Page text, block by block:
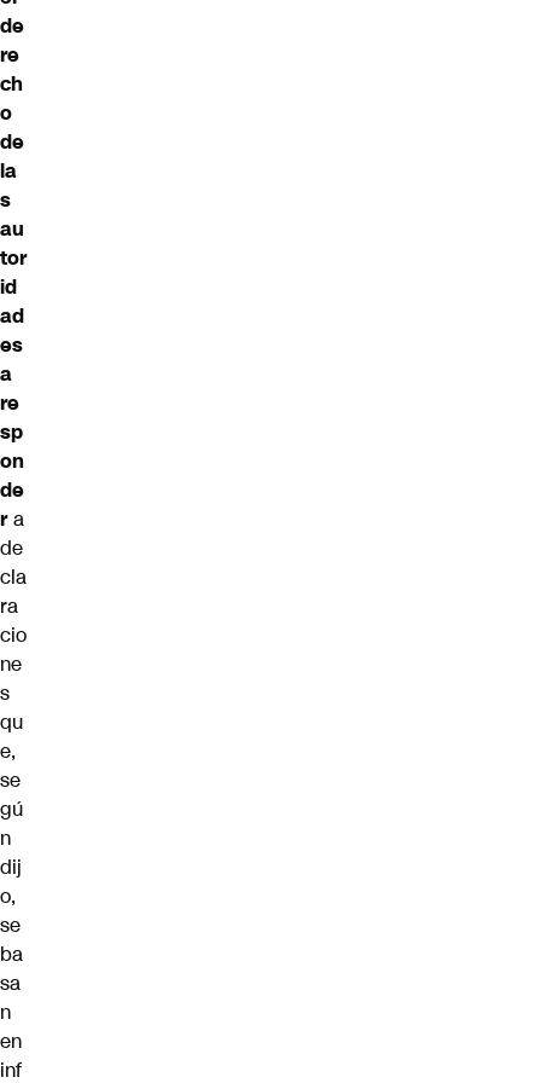
de
re
ch
o
de
la
s
au
tor
id
ad
es
a
re
sp
on
de
ra
de
cla
ra
cio
ne
s
qu
e,
se
gú
n
dij
o,
se
ba
sa
n
en
inf